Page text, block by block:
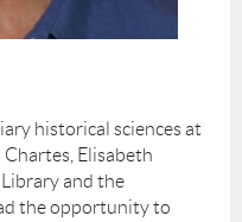
historical sciences at
Elisabeth
and the
the opportunity to